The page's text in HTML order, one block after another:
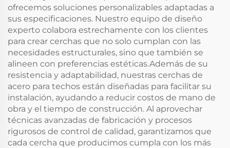
ofrecemos soluciones personalizables adaptadas a
sus especificaciones. Nuestro equipo de diseño
experto colabora estrechamente con los clientes
para crear cerchas que no solo cumplan con las
necesidades estructurales, sino que también se
alineen con preferencias estéticas.Además de su
resistencia y adaptabilidad, nuestras cerchas de
acero para techos están diseñadas para facilitar su
instalación, ayudando a reducir costos de mano de
obra y el tiempo de construcción. Al aprovechar
técnicas avanzadas de fabricación y procesos
rigurosos de control de calidad, garantizamos que
cada cercha que producimos cumpla con los más